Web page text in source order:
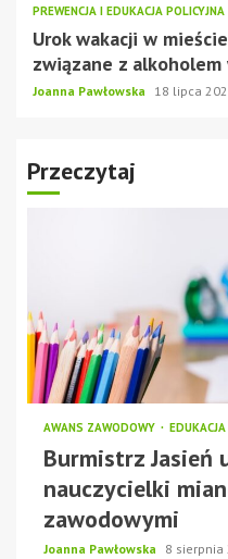
PREWENCJA I EDUKACJA POLICYJNA
Urok wakacji w
związane z
Joanna Pawłowska 18 lipca
Przeczytaj
AWANS ZAWODOWY EDUKACJA
Burmistrz Jasień
nauczycielki
zawodowymi
Joanna Pawłowska 8 sierpnia